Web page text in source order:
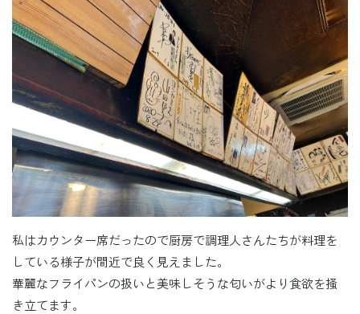
私はカウンター席だったので厨房で調理人さんたちが料理を
している様子が間近で良く見えました。
華麗なフライパンの扱いと美味しそうな匂いがより食欲を掻
き立てます。